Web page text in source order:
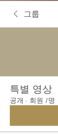
그룹
특별 영상
공개 · 회원 1명